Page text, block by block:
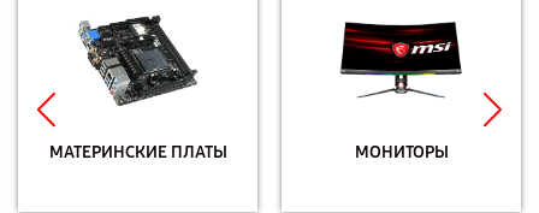
МАТЕРИНСКИЕ ПЛАТЫ МОНИТОРЫ